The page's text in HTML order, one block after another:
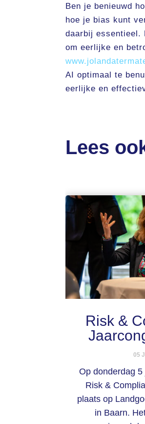
Ben je benieuwd
hoe je bias kunt
daarbij essentieel.
om eerlijke en
AI optimaal te
eerlijke en
Lees
Risk &
05
Op donderdag
Risk &
plaats op
in Baarn.